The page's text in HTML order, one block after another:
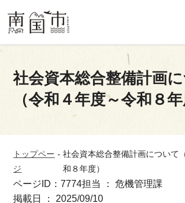
社会資本総合整備計画
（令和４年度～令和８年
トップペー
ジ
-社会資本総合整備計画について
和８年度）
ページID：7774担当 ： 危機管理課
掲載日 ： 2025/09/10